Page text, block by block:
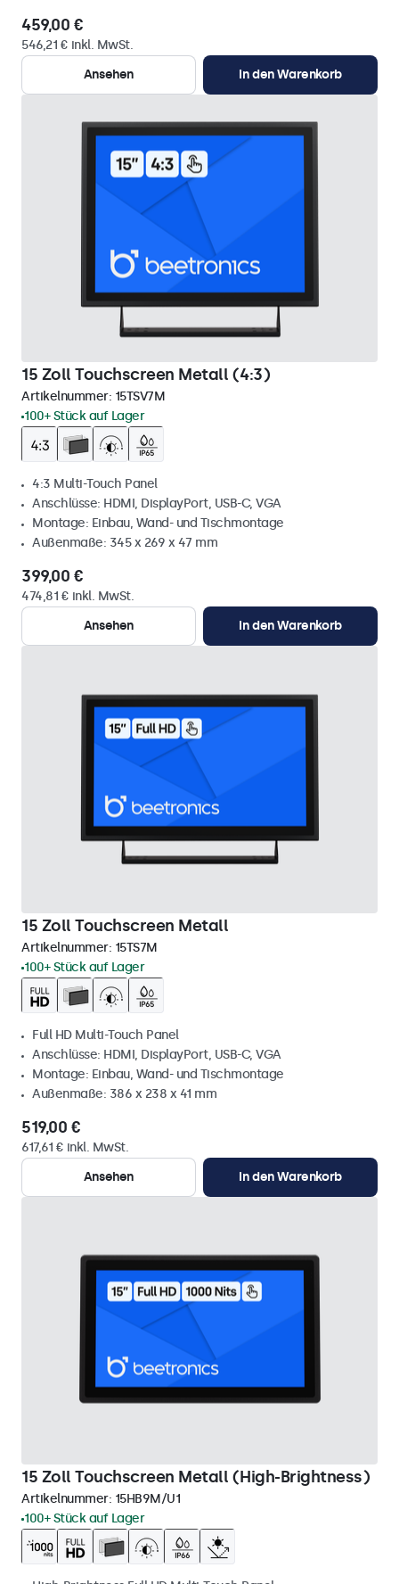
459,00 €
546,21 € inkl. MwSt.
Ansehen
In den Warenkorb
15 Zoll Touchscreen Metall (4:3)
Artikelnummer: 15TSV7M
100+ Stück auf Lager
4:3 Multi-Touch Panel
Anschlüsse: HDMI, DisplayPort, USB-C, VGA
Montage: Einbau, Wand- und Tischmontage
Außenmaße: 345 x 269 x 47 mm
399,00 €
474,81 € inkl. MwSt.
Ansehen
In den Warenkorb
15 Zoll Touchscreen Metall
Artikelnummer: 15TS7M
100+ Stück auf Lager
Full HD Multi-Touch Panel
Anschlüsse: HDMI, DisplayPort, USB-C, VGA
Montage: Einbau, Wand- und Tischmontage
Außenmaße: 386 x 238 x 41 mm
519,00 €
617,61 € inkl. MwSt.
Ansehen
In den Warenkorb
15 Zoll Touchscreen Metall (High-Brightness)
Artikelnummer: 15HB9M/U1
100+ Stück auf Lager